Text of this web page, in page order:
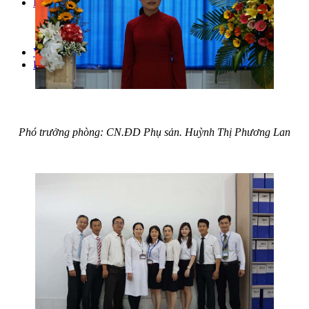
Bảng giá
Bảng giá dịch vụ
Bảng giá BHYT
Bảng giá không BHYT
Văn bản pháp luật
Liên hệ
Phó trưởng phòng: CN.ĐD Phụ sản. Huỳnh Thị Phương Lan